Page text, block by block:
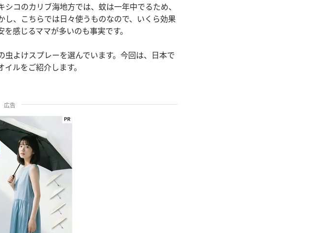
コのカリブ海地方では、蚊は一年中でるため、
、こちらでは日々使うものなので、いくら効果
感じるママが多いのも事実です。
よけスプレーを選んでいます。今回は、日本で
ルをご紹介します。
広告